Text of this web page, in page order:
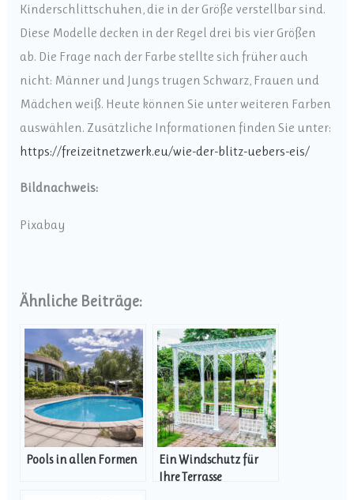
Kinderschlittschuhen, die in der Größe verstellbar sind.
Diese Modelle decken in der Regel drei bis vier Größen
ab. Die Frage nach der Farbe stellte sich früher auch
nicht: Männer und Jungs trugen Schwarz, Frauen und
Mädchen weiß. Heute können Sie unter weiteren Farben
auswählen. Zusätzliche Informationen finden Sie unter:
https://freizeitnetzwerk.eu/wie-der-blitz-uebers-eis/
Bildnachweis:
Pixabay
Ähnliche Beiträge:
Pools in allen Formen
Ein Windschutz für
Ihre Terrasse